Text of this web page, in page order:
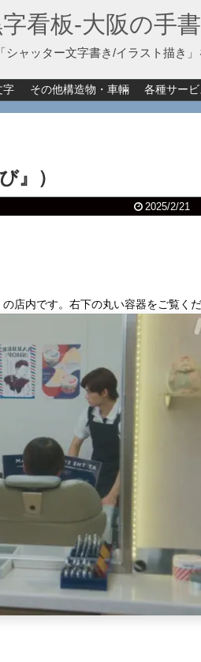
看板‐大阪の手
シャッター文字書き/イラスト描き
字 その他構造物・車輛 各種サー
』）
2025/2/21
店内です。右下の丸い容器をご覧くだ